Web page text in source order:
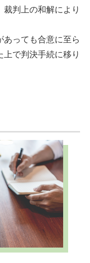
判上の和解により
っても合意に至ら
で判決手続に移り